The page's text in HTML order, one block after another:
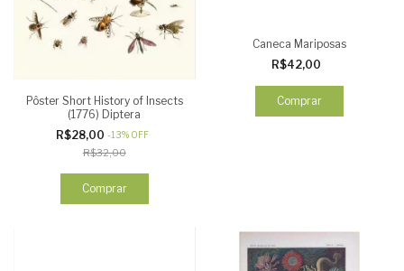
Pôster Short History of Insects
(1776) Diptera
R$28,00-13% OFF
R$32,00
Comprar
Caneca Mariposas
R$42,00
Comprar